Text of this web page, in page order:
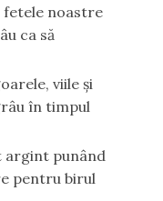
fetele noastre
ca să
viile şi
în timpul
argint punând
pentru birul